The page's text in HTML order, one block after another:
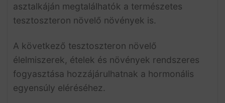
asztalkáján megtalálhatók a természetes
tesztoszteron növelő növények is.
A következő tesztoszteron növelő
élelmiszerek, ételek és növények rendszeres
fogyasztása hozzájárulhatnak a hormonális
egyensúly eléréséhez.